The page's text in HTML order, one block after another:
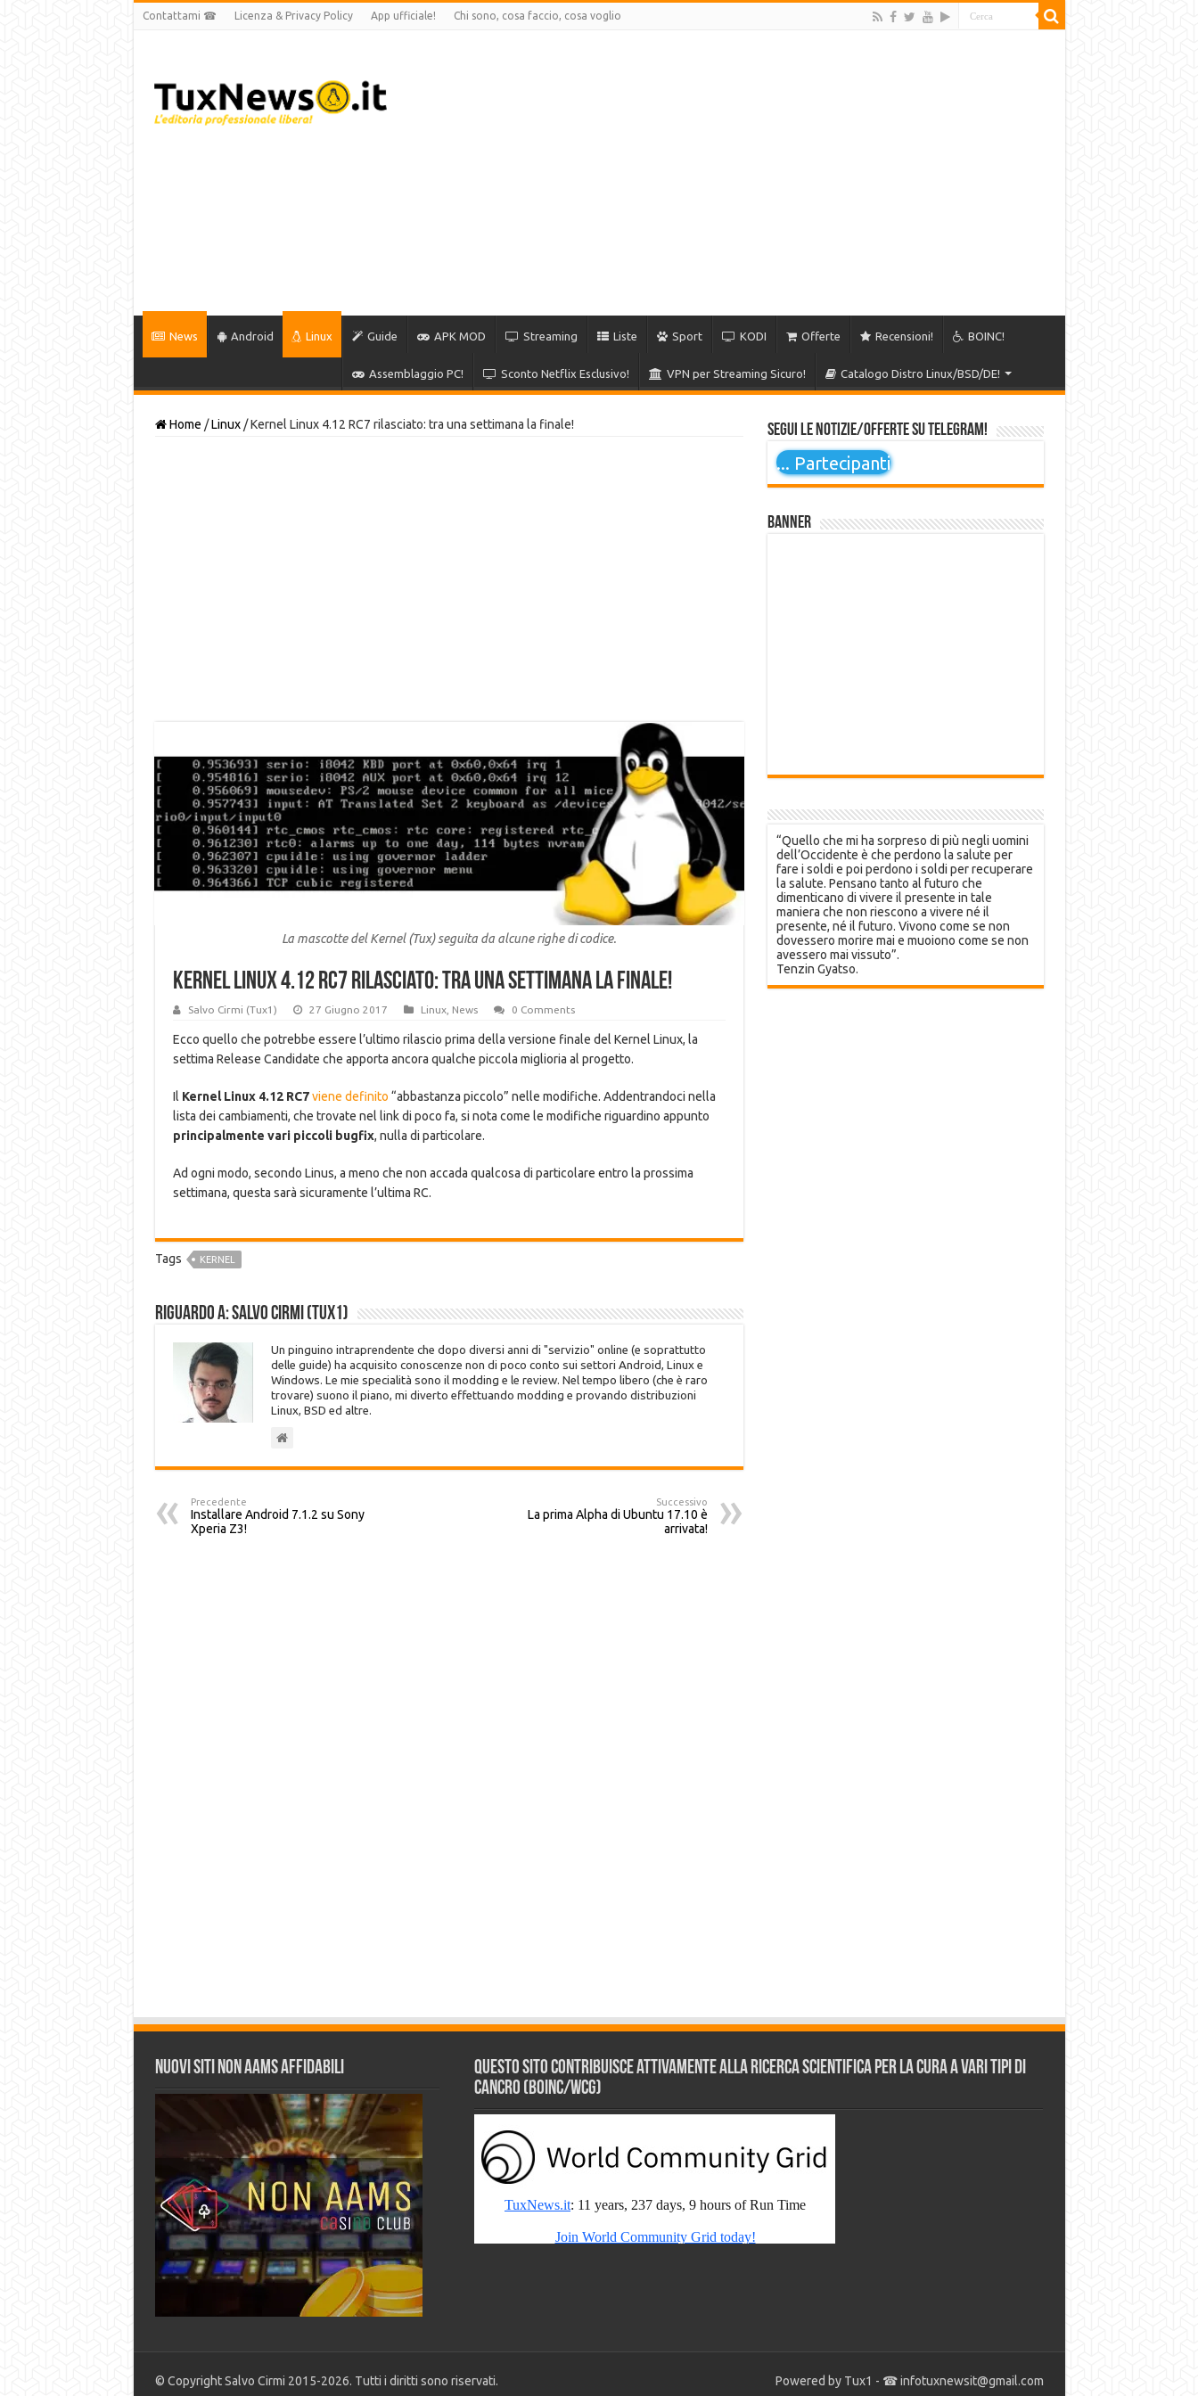
Contattami ☎ Licenza & Privacy Policy App ufficiale! Chi sono, cosa faccio, cosa voglio
News Android Linux Guide APK MOD Streaming Liste Sport KODI Offerte Recensioni! BOINC!
Assemblaggio PC! Sconto Netflix Esclusivo! VPN per Streaming Sicuro! Catalogo Distro Linux/BSD/DE!
Home / Linux / Kernel Linux 4.12 RC7 rilasciato: tra una settimana la finale!
La mascotte del Kernel (Tux) seguita da alcune righe di codice.
Kernel Linux 4.12 RC7 rilasciato: tra una settimana la finale!
Salvo Cirmi (Tux1) 27 Giugno 2017 Linux, News 0 Comments
Ecco quello che potrebbe essere l’ultimo rilascio prima della versione finale del Kernel Linux, la
settima Release Candidate che apporta ancora qualche piccola miglioria al progetto.
Il Kernel Linux 4.12 RC7 viene definito “abbastanza piccolo” nelle modifiche. Addentrandoci nella
lista dei cambiamenti, che trovate nel link di poco fa, si nota come le modifiche riguardino appunto
principalmente vari piccoli bugfix, nulla di particolare.
Ad ogni modo, secondo Linus, a meno che non accada qualcosa di particolare entro la prossima
settimana, questa sarà sicuramente l’ultima RC.
Tags KERNEL
Riguardo a: Salvo Cirmi (Tux1)
Un pinguino intraprendente che dopo diversi anni di "servizio" online (e soprattutto
delle guide) ha acquisito conoscenze non di poco conto sui settori Android, Linux e
Windows. Le mie specialità sono il modding e le review. Nel tempo libero (che è raro
trovare) suono il piano, mi diverto effettuando modding e provando distribuzioni
Linux, BSD ed altre.
Precedente
Installare Android 7.1.2 su Sony
Xperia Z3!
Successivo
La prima Alpha di Ubuntu 17.10 è
arrivata!
Segui le notizie/offerte su Telegram!
... Partecipanti
Banner
“Quello che mi ha sorpreso di più negli uomini
dell’Occidente è che perdono la salute per
fare i soldi e poi perdono i soldi per recuperare
la salute. Pensano tanto al futuro che
dimenticano di vivere il presente in tale
maniera che non riescono a vivere né il
presente, né il futuro. Vivono come se non
dovessero morire mai e muoiono come se non
avessero mai vissuto”.
Tenzin Gyatso.
Nuovi siti non AAMS affidabili
Questo sito contribuisce attivamente alla ricerca scientifica per la cura a vari tipi di
Cancro (BOINC/WCG)
Powered by Tux1 - ☎infotuxnewsit@gmail.com
© Copyright Salvo Cirmi 2015-2026. Tutti i diritti sono riservati.